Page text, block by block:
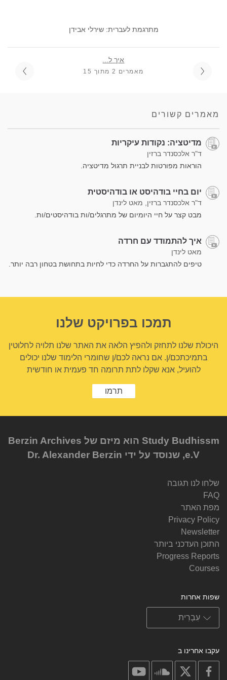
מתרגמת לעברית: שירלי אבידן
איך ל...
מאמרים 2 מתוך 15
מאמרים קשורים
מדיטציה: נקודות עיקריות
ד"ר אלכסנדר ברזין
הוראות מפורטות לבניית תרגול מדיטציה.
יום בחיי בודהיסט או בודהיסטית
ד"ר אלכסנדר ברזין, מאט לינדן
מבט קצר על חיי היומיום של מתרגלים/ות בודהיסטים/ות.
איך להתמודד עם חרדה
מאט לינדן
טיפים להתגברות על החרדה כדי לחיות בתחושת בטחון רבה יותר.
תמכו בפרויקט שלנו
היכולת שלנו לתחזק ולהפיץ הלאה את האתר שלנו תלויה לחלוטין
בתמיכתכם/ן. אם נראה לכם/ן שחומרי הלימוד שלנו יכולים
להועיל, אנא שקלו לתת תרומה חד פעמית או חודשית
תרמו
Study Budhissm הוא מיזם של Berzin Archives
e.V, שנוסד על ידי Dr. Alexander Berzin
שלחו לנו תגובה
FAQ
מפת האתר
Privacy Policy
Newsletter
התוכן העדכני ביותר
Progress Reports
Courses
שפות אחרות
עקבו אחרינו ב
on
facebook
on
on
soundcloud